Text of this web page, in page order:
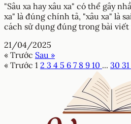
"Sâu xa hay xâu xa" có thể gây
xa" là đúng chính tả, "xâu xa" là
cách sử dụng đúng trong bài viết
21/04/2025
« Trước Sau »
« Trước 1 2 3 4 5 6 7 8 9 10 ... 30 31